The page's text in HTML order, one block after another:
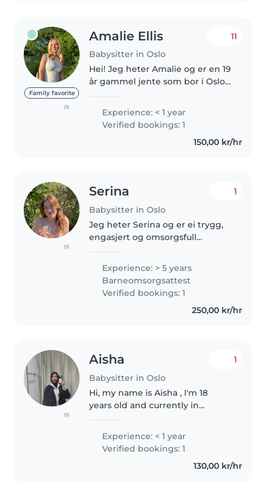
Family favorite
(1)
Amalie Ellis
Babysitter in Oslo
11
Hei! Jeg heter Amalie og er en 19
år gammel jente som bor i Oslo.
gøyal og tålmodig. Jeg har mye
erfaring med å passe på
småbarn, særlig i alderen 1-5..
Experience: < 1 year
Verified bookings: 1
150,00 kr/hr
(1)
Serina
Babysitter in Oslo
1
Jeg heter Serina og er ei trygg,
engasjert og omsorgsfull
har en bachelorgrad fra sosialt
arbeid, som har lært meg mye
om barns utvikling og behov.
Jeg har..
Experience: > 5 years
Barneomsorgsattest
Verified bookings: 1
250,00 kr/hr
(1)
Aisha
Babysitter in Oslo
1
Hi, my name is Aisha , I'm 18
years old and currently in
responsible person who loves
spending time with children.
Looking after kids has always
Experience: < 1 year
Verified bookings: 1
130,00 kr/hr